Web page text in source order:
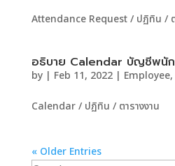
Attendance Request / ปฏิทิน / ต
อธิบาย Calendar บัญชีพนัก
by | Feb 11, 2022| Employee,
Calendar / ปฏิทิน / ตารางงาน
« Older Entries